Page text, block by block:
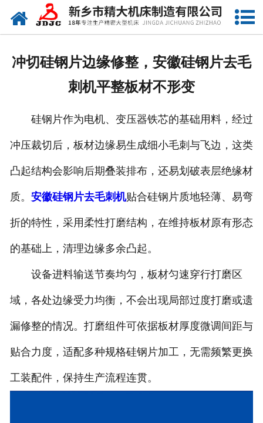
网站首页
视频中心
联系我们
冲切硅钢片边缘修整，安徽硅钢片去毛
刺机平整板材不形变
硅钢片作为电机、变压器铁芯的基础用料，经过
冲压裁切后，板材边缘易生成细小毛刺与飞边，这类
凸起结构会影响后期叠装排布，还易划破表层绝缘材
质。 安徽硅钢片去毛刺机贴合硅钢片质地轻薄、易弯
折的特性，采用柔性打磨结构，在维持板材原有形态
的基础上，清理边缘多余凸起。
设备进料输送节奏均匀，板材匀速穿行打磨区
域，各处边缘受力均衡，不会出现局部过度打磨或遗
漏修整的情况。打磨组件可依据板材厚度微调间距与
贴合力度，适配多种规格硅钢片加工，无需频繁更换
工装配件，保持生产流程连贯。